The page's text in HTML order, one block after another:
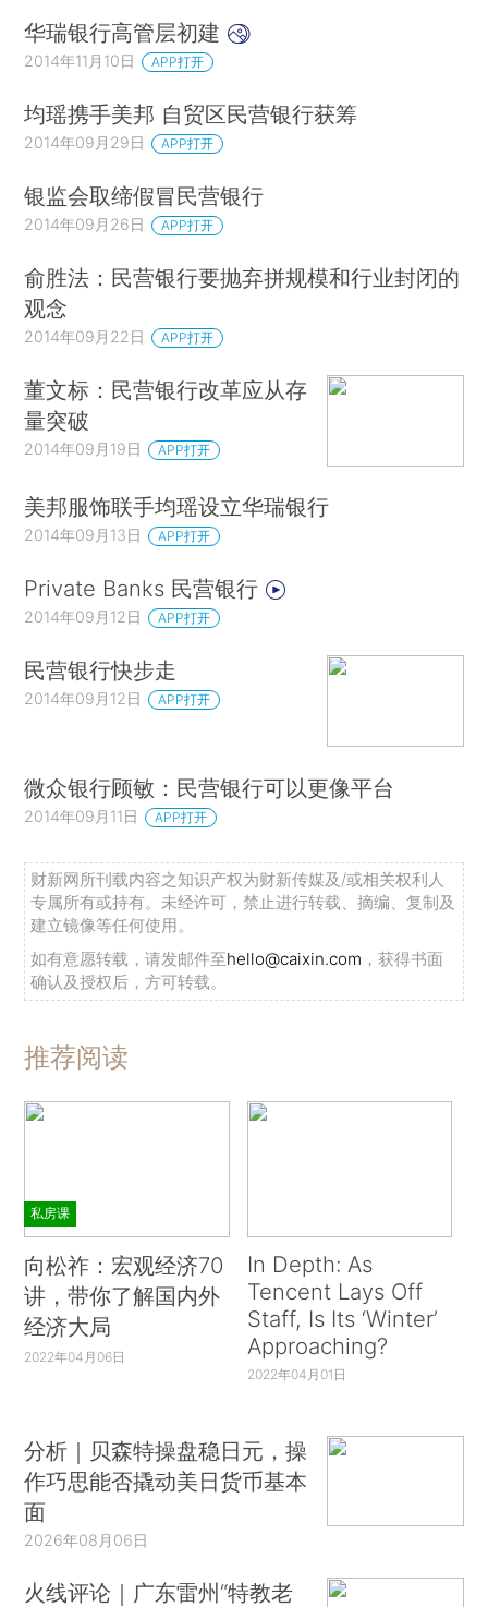
华瑞银行高管层初建
2014年11月10日 APP打开
均瑶携手美邦 自贸区民营银行获筹
2014年09月29日 APP打开
银监会取缔假冒民营银行
2014年09月26日 APP打开
俞胜法：民营银行要抛弃拼规模和行业封闭的
观念
2014年09月22日 APP打开
董文标：民营银行改革应从存
量突破
2014年09月19日 APP打开
美邦服饰联手均瑶设立华瑞银行
2014年09月13日 APP打开
Private Banks 民营银行
2014年09月12日 APP打开
民营银行快步走
2014年09月12日 APP打开
微众银行顾敏：民营银行可以更像平台
2014年09月11日 APP打开
财新网所刊载内容之知识产权为财新传媒及/或相关权利人
专属所有或持有。未经许可，禁止进行转载、摘编、复制及
建立镜像等任何使用。
如有意愿转载，请发邮件至hello@caixin.com ，获得书面
确认及授权后，方可转载。
推荐阅读
私房课
向松祚：宏观经济70
讲，带你了解国内外
经济大局
2022年04月06日
In Depth: As
Tencent Lays Off
Staff, Is Its ‘Winter’
Approaching?
2022年04月01日
分析｜贝森特操盘稳日元，操
作巧思能否撬动美日货币基本
面
2026年08月06日
火线评论｜广东雷州“特教老